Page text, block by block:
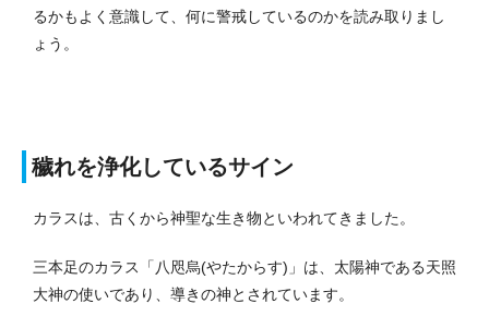
るかもよく意識して、何に警戒しているのかを読み取りまし
ょう。
穢れを浄化しているサイン
カラスは、古くから神聖な生き物といわれてきました。
三本足のカラス「八咫烏(やたからす)」は、太陽神である天照
大神の使いであり、導きの神とされています。